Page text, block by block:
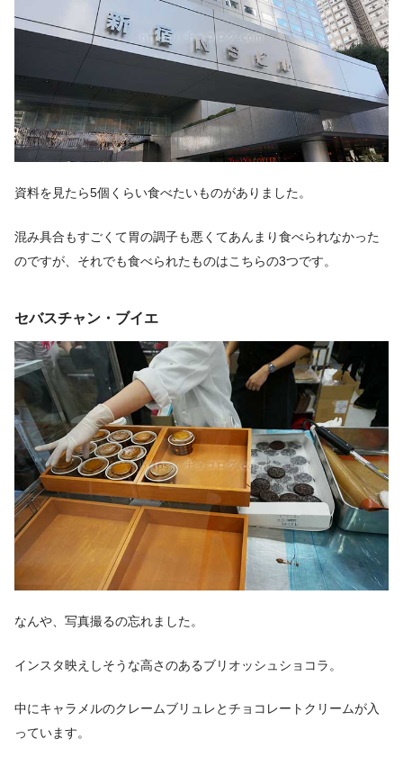
資料を見たら5個くらい食べたいものがありました。
混み具合もすごくて胃の調子も悪くてあんまり食べられなかった
のですが、それでも食べられたものはこちらの3つです。
セバスチャン・ブイエ
なんや、写真撮るの忘れました。
インスタ映えしそうな高さのあるブリオッシュショコラ。
中にキャラメルのクレームブリュレとチョコレートクリームが入
っています。